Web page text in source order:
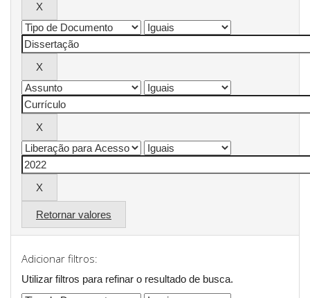
Retornar valores
Adicionar filtros:
Utilizar filtros para refinar o resultado de busca.